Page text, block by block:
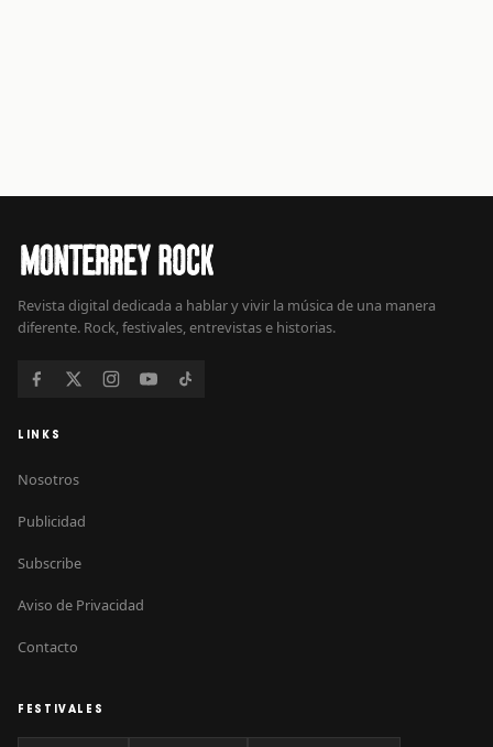
Revista digital dedicada a hablar y vivir la música de una manera
diferente. Rock, festivales, entrevistas e historias.
LINKS
Nosotros
Publicidad
Subscribe
Aviso de Privacidad
Contacto
FESTIVALES